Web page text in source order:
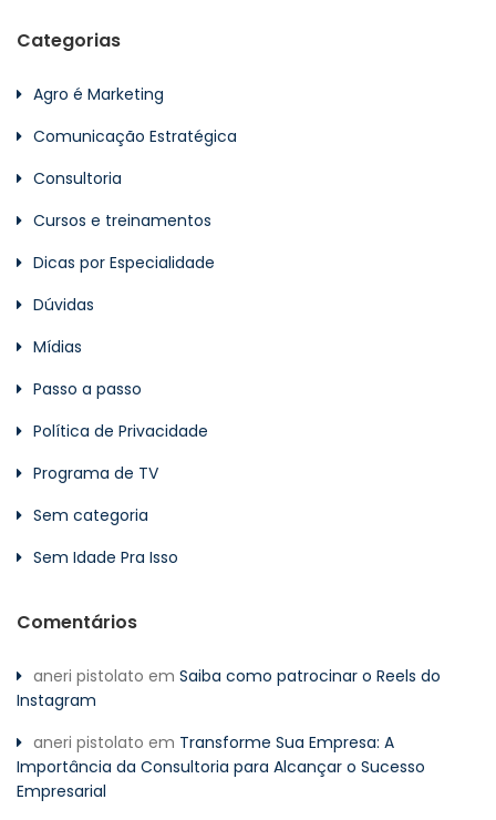
Categorias
Agro é Marketing
Comunicação Estratégica
Consultoria
Cursos e treinamentos
Dicas por Especialidade
Dúvidas
Mídias
Passo a passo
Política de Privacidade
Programa de TV
Sem categoria
Sem Idade Pra Isso
Comentários
aneri pistolato em Saiba como patrocinar o Reels do
Instagram
aneri pistolato em Transforme Sua Empresa: A
Importância da Consultoria para Alcançar o Sucesso
Empresarial